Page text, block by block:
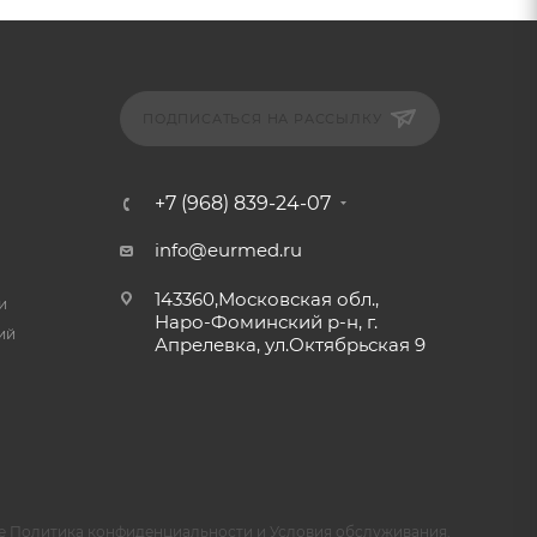
+7 (968) 839-24-07
info@eurmed.ru
143360,Московская обл.,
Наро-Фоминский р-н, г.
Апрелевка, ул.Октябрьская 9
Политика конфиденциальности и Условия обслуживания